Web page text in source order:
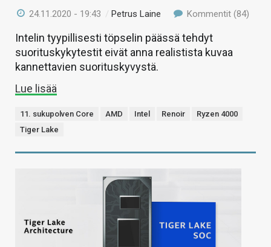
24.11.2020 - 19:43 / Petrus Laine Kommentit (84)
Intelin tyypillisesti töpselin päässä tehdyt
suorituskykytestit eivät anna realistista kuvaa
kannettavien suorituskyvystä.
Lue lisää
11. sukupolven Core AMD Intel Renoir
Ryzen 4000
Tiger Lake